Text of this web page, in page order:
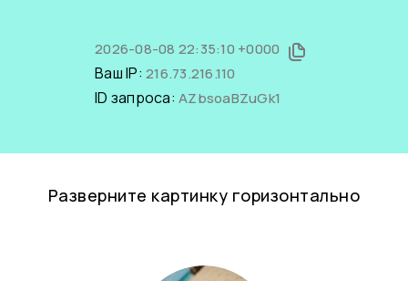
2026-08-08 22:35:10 +0000
Ваш IP: 216.73.216.110
ID запроса: AZbsoaBZuGk1
Разверните картинку горизонтально